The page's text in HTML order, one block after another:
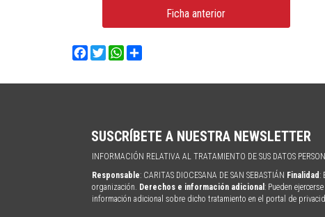
Ficha anterior
Facebook
TwitterWhatsApp
SUSCRÍBETE A NUESTRA NEWSLETTER
INFORMACIÓN RELATIVA AL TRATAMIENTO DE SUS DATOS
Responsable: CARITAS DIOCESANA DE SAN SEBASTIÁN Finalidad :
organización. Derechos e información adicional : Pueden
información adicional sobre dicho tratamiento en el portal de